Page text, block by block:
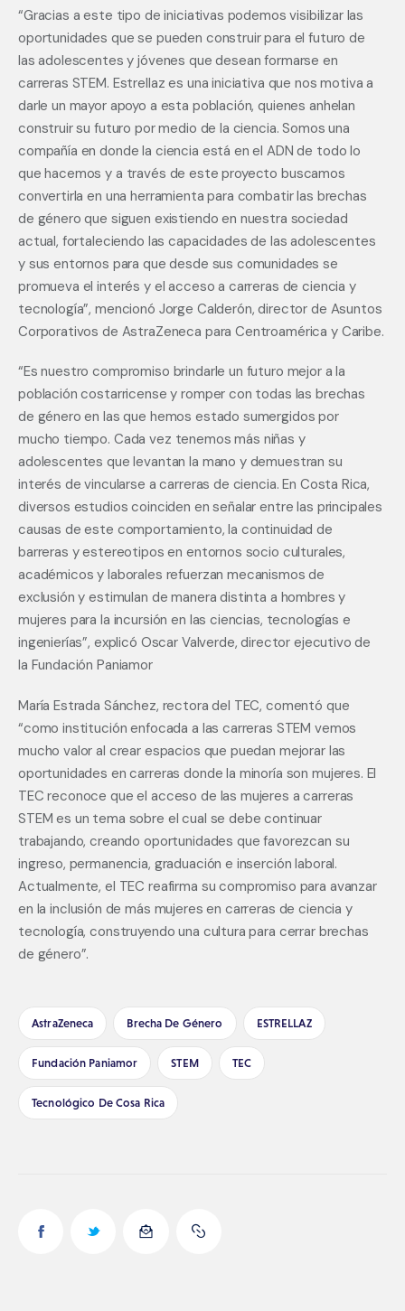
“Gracias a este tipo de iniciativas podemos visibilizar las
oportunidades que se pueden construir para el futuro de
las adolescentes y jóvenes que desean formarse en
carreras STEM. Estrellaz es una iniciativa que nos motiva a
darle un mayor apoyo a esta población, quienes anhelan
construir su futuro por medio de la ciencia. Somos una
compañía en donde la ciencia está en el ADN de todo lo
que hacemos y a través de este proyecto buscamos
convertirla en una herramienta para combatir las brechas
de género que siguen existiendo en nuestra sociedad
actual, fortaleciendo las capacidades de las adolescentes
y sus entornos para que desde sus comunidades se
promueva el interés y el acceso a carreras de ciencia y
tecnología”, mencionó Jorge Calderón, director de Asuntos
Corporativos de AstraZeneca para Centroamérica y Caribe.
“Es nuestro compromiso brindarle un futuro mejor a la
población costarricense y romper con todas las brechas
de género en las que hemos estado sumergidos por
mucho tiempo. Cada vez tenemos más niñas y
adolescentes que levantan la mano y demuestran su
interés de vincularse a carreras de ciencia. En Costa Rica,
diversos estudios coinciden en señalar entre las principales
causas de este comportamiento, la continuidad de
barreras y estereotipos en entornos socio culturales,
académicos y laborales refuerzan mecanismos de
exclusión y estimulan de manera distinta a hombres y
mujeres para la incursión en las ciencias, tecnologías e
ingenierías”, explicó Oscar Valverde, director ejecutivo de
la Fundación Paniamor
María Estrada Sánchez, rectora del TEC, comentó que
“como institución enfocada a las carreras STEM vemos
mucho valor al crear espacios que puedan mejorar las
oportunidades en carreras donde la minoría son mujeres. El
TEC reconoce que el acceso de las mujeres a carreras
STEM es un tema sobre el cual se debe continuar
trabajando, creando oportunidades que favorezcan su
ingreso, permanencia, graduación e inserción laboral.
Actualmente, el TEC reafirma su compromiso para avanzar
en la inclusión de más mujeres en carreras de ciencia y
tecnología, construyendo una cultura para cerrar brechas
de género”.
AstraZeneca Brecha De Género ESTRELLAZ
Fundación Paniamor STEM TEC
Tecnológico De Cosa Rica